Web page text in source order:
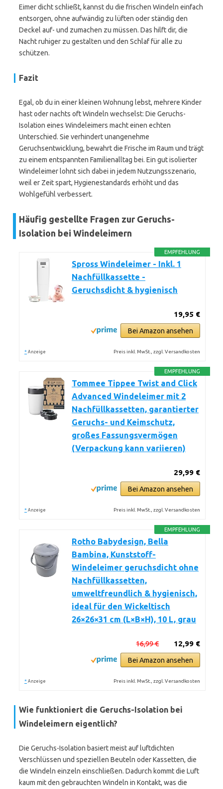
Eimer dicht schließt, kannst du die frischen Windeln einfach
entsorgen, ohne aufwändig zu lüften oder ständig den
Deckel auf- und zumachen zu müssen. Das hilft dir, die
Nacht ruhiger zu gestalten und den Schlaf für alle zu
schützen.
Fazit
Egal, ob du in einer kleinen Wohnung lebst, mehrere Kinder
hast oder nachts oft Windeln wechselst: Die Geruchs-
Isolation eines Windeleimers macht einen echten
Unterschied. Sie verhindert unangenehme
Geruchsentwicklung, bewahrt die Frische im Raum und trägt
zu einem entspannten Familienalltag bei. Ein gut isolierter
Windeleimer lohnt sich dabei in jedem Nutzungsszenario,
weil er Zeit spart, Hygienestandards erhöht und das
Wohlgefühl verbessert.
Häufig gestellte Fragen zur Geruchs-
Isolation bei Windeleimern
EMPFEHLUNG
Spross Windeleimer - Inkl. 1
Nachfüllkassette -
Geruchsdicht & hygienisch
19,95 €
Bei Amazon ansehen
* Anzeige Preis inkl. MwSt., zzgl. Versandkosten
EMPFEHLUNG
Tommee Tippee Twist and Click
Advanced Windeleimer mit 2
Nachfüllkassetten, garantierter
Geruchs- und Keimschutz,
großes Fassungsvermögen
(Verpackung kann variieren)
29,99 €
Bei Amazon ansehen
* Anzeige Preis inkl. MwSt., zzgl. Versandkosten
EMPFEHLUNG
Rotho Babydesign, Bella
Bambina, Kunststoff-
Windeleimer geruchsdicht ohne
Nachfüllkassetten,
umweltfreundlich & hygienisch,
ideal für den Wickeltisch
26×26×31 cm (L×B×H), 10 L, grau
12,99 €
16,99 €
Bei Amazon ansehen
* Anzeige Preis inkl. MwSt., zzgl. Versandkosten
Wie funktioniert die Geruchs-Isolation bei
Windeleimern eigentlich?
Die Geruchs-Isolation basiert meist auf luftdichten
Verschlüssen und speziellen Beuteln oder Kassetten, die
die Windeln einzeln einschließen. Dadurch kommt die Luft
kaum mit den gebrauchten Windeln in Kontakt, was die